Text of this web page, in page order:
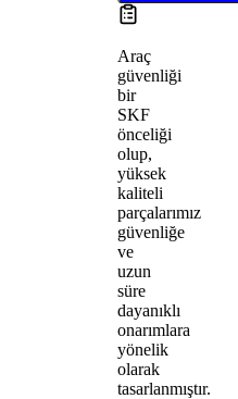
Araç
güvenliği
bir
SKF
önceliği
olup,
yüksek
kaliteli
parçalarımız
güvenliğe
ve
uzun
süre
dayanıklı
onarımlara
yönelik
olarak
tasarlanmıştır.